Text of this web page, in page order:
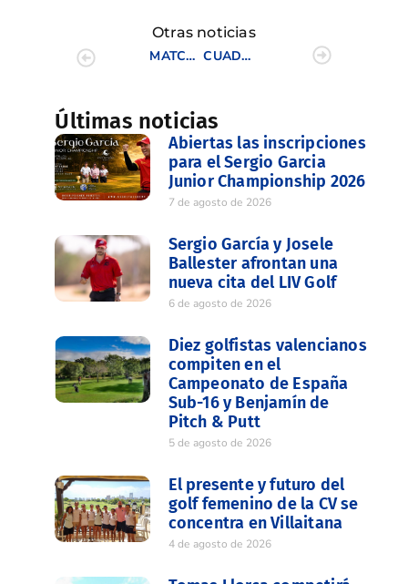
Otras noticias
MATCH INTERNACIONAL DE LA C.V.
CUADRANGULAR SENIOR POR EQUIPOS
Últimas noticias
Abiertas las inscripciones
para el Sergio Garcia
Junior Championship 2026
7 de agosto de 2026
Sergio García y Josele
Ballester afrontan una
nueva cita del LIV Golf
6 de agosto de 2026
Diez golfistas valencianos
compiten en el
Campeonato de España
Sub-16 y Benjamín de
Pitch & Putt
5 de agosto de 2026
El presente y futuro del
golf femenino de la CV se
concentra en Villaitana
4 de agosto de 2026